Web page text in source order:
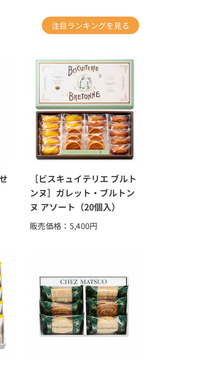
注目ランキングを見る
［ビスキュイテリエ ブルト
ンヌ］ガレット・ブルトン
ヌ アソート（20個入）
販売価格：5,400円